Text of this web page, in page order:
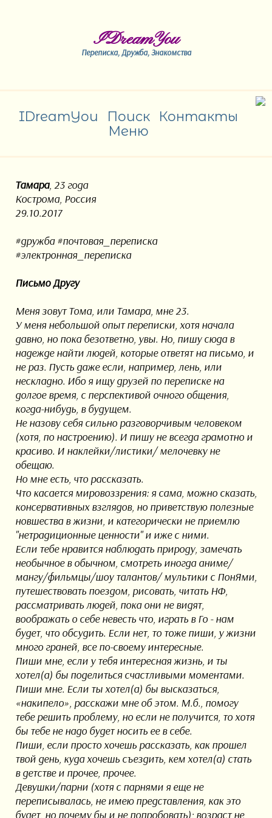
IDreamYou
Переписка, Дружба, Знакомства
IDreamYou Поиск
Контакты
Меню
Тамара, 23 года
Кострома, Россия
29.10.2017
#дружба #почтовая_переписка
#электронная_переписка
Письмо Другу
Меня зовут Тома, или Тамара, мне 23.
У меня небольшой опыт переписки, хотя начала
давно, но пока безответно, увы. Но, пишу сюда в
надежде найти людей, которые ответят на письмо, и
не раз. Пусть даже если, например, лень, или
нескладно. Ибо я ищу друзей по переписке на
долгое время, с перспективой очного общения,
когда-нибудь, в будущем.
Не назову себя сильно разговорчивым человеком
(хотя, по настроению). И пишу не всегда грамотно и
красиво. И наклейки/листики/ мелочевку не
обещаю.
Но мне есть, что рассказать.
Что касается мировоззрения: я сама, можно сказать,
консервативных взглядов, но приветствую полезные
новшества в жизни, и категорически не приемлю
"нетрадиционные ценности" и иже с ними.
Если тебе нравится наблюдать природу, замечать
необычное в обычном, смотреть иногда аниме/
мангу/фильмцы/шоу талантов/ мультики с ПонЯми,
путешествовать поездом, рисовать, читать НФ,
рассматривать людей, пока они не видят,
воображать о себе невесть что, играть в Го - нам
будет, что обсудить. Если нет, то тоже пиши, у жизни
много граней, все по-своему интересные.
Пиши мне, если у тебя интересная жизнь, и ты
хотел(а) бы поделиться счастливыми моментами.
Пиши мне. Если ты хотел(а) бы высказаться,
«накипело», расскажи мне об этом. М.б., помогу
тебе решить проблему, но если не получится, то хотя
бы тебе не надо будет носить ее в себе.
Пиши, если просто хочешь рассказать, как прошел
твой день, куда хочешь съездить, кем хотел(а) стать
в детстве и прочее, прочее.
Девушки/парни (хотя с парнями я еще не
переписывалась, не имею представления, как это
будет, но почему бы и не попробовать); возраст не